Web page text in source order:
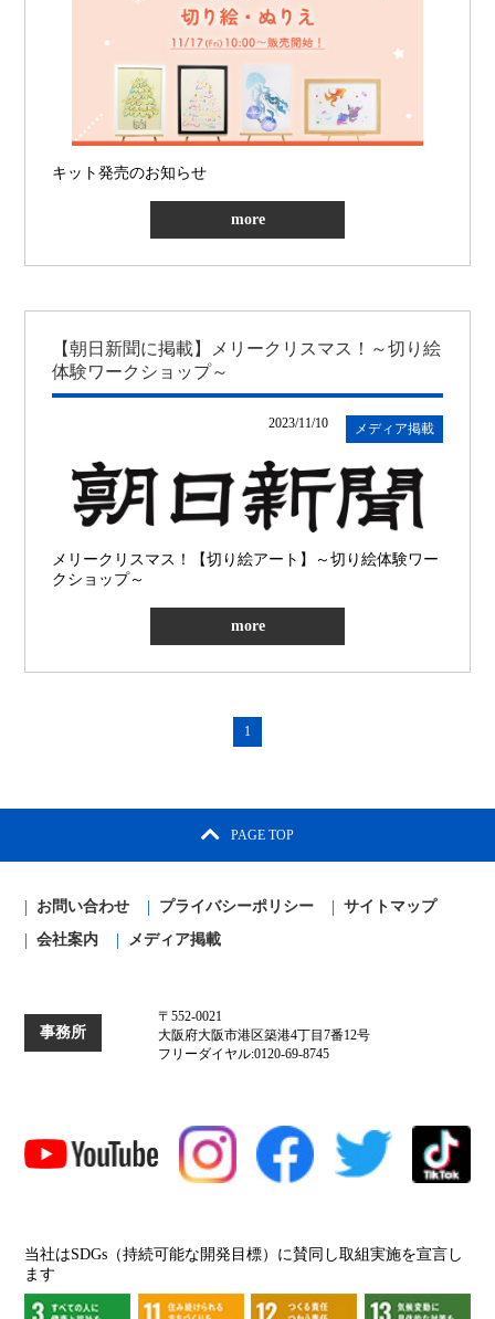
キット発売のお知らせ
more
【朝日新聞に掲載】メリークリスマス！～切り絵
体験ワークショップ～
2023/11/10 メディア掲載
メリークリスマス！【切り絵アート】～切り絵体験ワー
クショップ～
more
1
PAGE TOP
お問い合わせ プライバシーポリシー
サイトマップ
会社案内
メディア掲載
事務所
〒552-0021
大阪府大阪市港区築港4丁目7番12号
フリーダイヤル:0120-69-8745
当社はSDGs（持続可能な開発目標）に賛同し取組実施を宣言し
ます